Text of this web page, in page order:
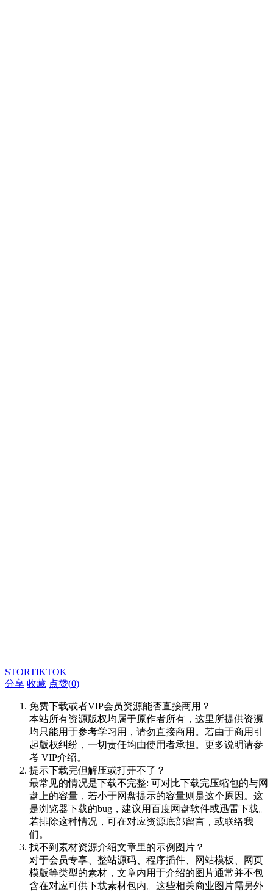
STORTIKTOK
分享 收藏 点赞(0)
免费下载或者VIP会员资源能否直接商用？
本站所有资源版权均属于原作者所有，这里所提供资源
均只能用于参考学习用，请勿直接商用。若由于商用引
起版权纠纷，一切责任均由使用者承担。更多说明请参
考 VIP介绍。
提示下载完但解压或打开不了？
最常见的情况是下载不完整: 可对比下载完压缩包的与网
盘上的容量，若小于网盘提示的容量则是这个原因。这
是浏览器下载的bug，建议用百度网盘软件或迅雷下载。
若排除这种情况，可在对应资源底部留言，或联络我
们。
找不到素材资源介绍文章里的示例图片？
对于会员专享、整站源码、程序插件、网站模板、网页
模版等类型的素材，文章内用于介绍的图片通常并不包
含在对应可供下载素材包内。这些相关商业图片需另外